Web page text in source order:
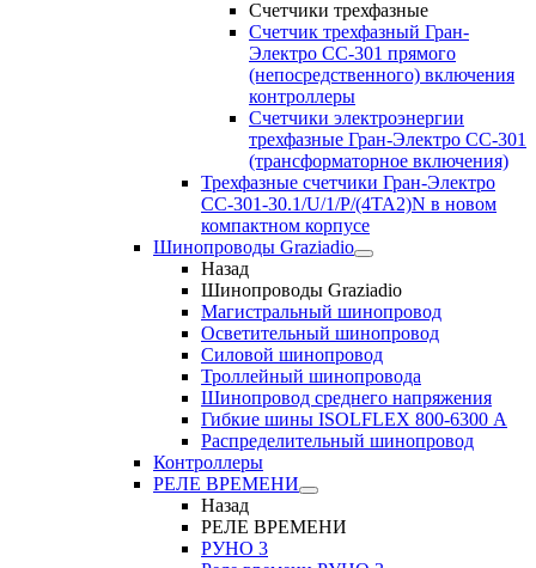
Счетчики трехфазные
Счетчик трехфазный Гран-
Электро CC-301 прямого
(непосредственного) включения
контроллеры
Счетчики электроэнергии
трехфазные Гран-Электро CC-301
(трансформаторное включения)
Трехфазные счетчики Гран-Электро
СС-301-30.1/U/1/P/(4TA2)N в новом
компактном корпусе
Шинопроводы Graziadio
Назад
Шинопроводы Graziadio
Магистральный шинопровод
Осветительный шинопровод
Силовой шинопровод
Троллейный шинопровода
Шинопровод среднего напряжения
Гибкие шины ISOLFLEX 800-6300 А
Распределительный шинопровод
Контроллеры
РЕЛЕ ВРЕМЕНИ
Назад
РЕЛЕ ВРЕМЕНИ
РУНО 3